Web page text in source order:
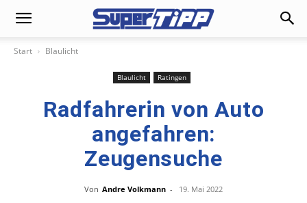
Start Blaulicht
Blaulicht Ratingen
Radfahrerin von Auto
angefahren:
Zeugensuche
Von Andre Volkmann - 19. Mai 2022